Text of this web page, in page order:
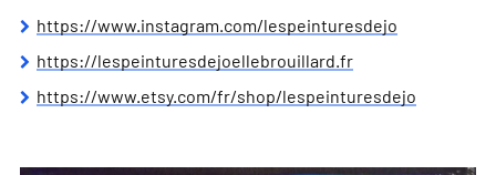
https://www.instagram.com/lespeinturesdejo
https://lespeinturesdejoellebrouillard.fr
https://www.etsy.com/fr/shop/lespeinturesdejo